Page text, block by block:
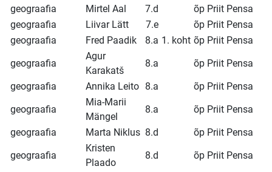
geograafia
Mirtel Aal 7.d
õp Priit Pensa
geograafia
Liivar Lätt 7.e
õp Priit Pensa
geograafia
Fred Paadik 8.a 1. koht õp Priit Pensa
geograafia
Agur
Karakatš
8.a
õp Priit Pensa
geograafia
Annika Leito 8.a
õp Priit Pensa
geograafia
Mia-Marii
Mängel
8.a
õp Priit Pensa
geograafia
Marta Niklus 8.d
õp Priit Pensa
geograafia
Kristen
Plaado
8.d õp Priit Pensa